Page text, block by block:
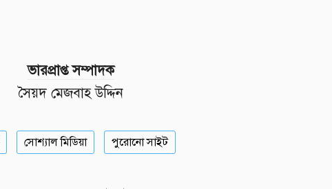
ভারপ্রাপ্ত সম্পাদক
সৈয়দ মেজবাহ উদ্দিন
সোশ্যাল মিডিয়া পুরোনো সাইট